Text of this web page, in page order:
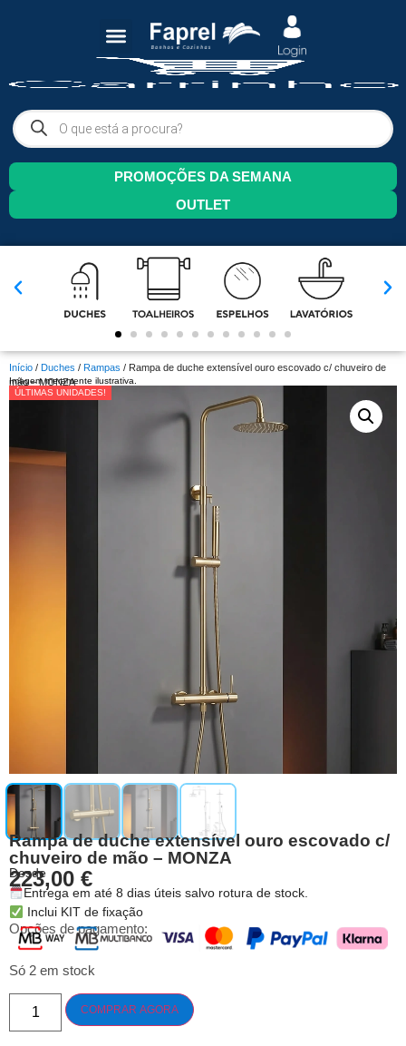
PROMOÇÕES DA SEMANA
OUTLET
Início / Duches / Rampas / Rampa de duche extensível ouro escovado c/ chuveiro de
mão – MONZA
Imagem meramente ilustrativa.
ÚLTIMAS UNIDADES!
ÚLTIMAS UNIDADES!
Rampa de duche extensível ouro escovado c/
chuveiro de mão – MONZA
Desde
223,00 €
Entrega em até 8 dias úteis salvo rotura de stock.
Inclui KIT de fixação
Opções de pagamento:
Só 2 em stock
COMPRAR AGORA